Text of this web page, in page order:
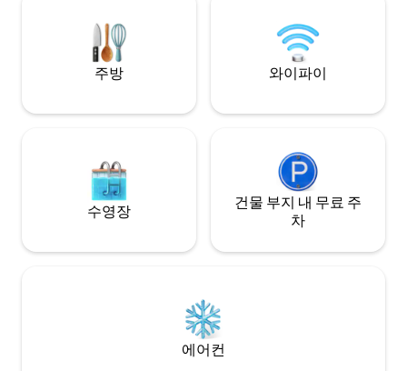
주방 와이파이
수영장
건물 부지 내 무료 주
차
에어컨